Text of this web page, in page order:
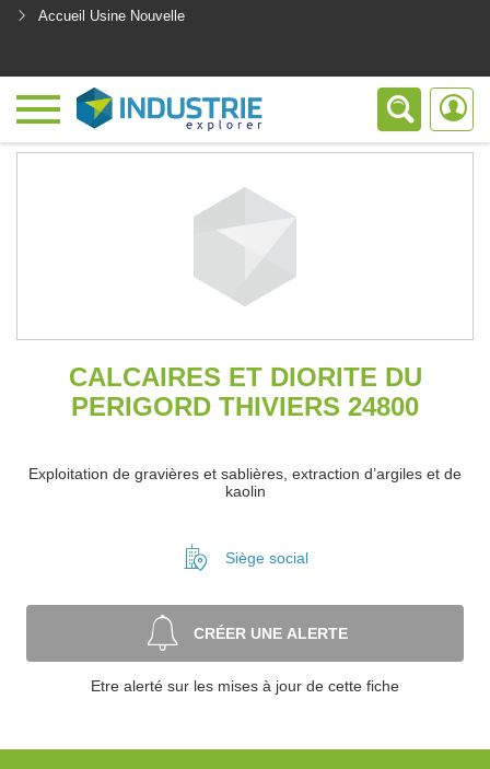
Accueil Usine Nouvelle
CALCAIRES ET DIORITE DU
PERIGORD THIVIERS 24800
Exploitation de gravières et sablières, extraction d’argiles et de
kaolin
Siège social
CRÉER UNE ALERTE
Etre alerté sur les mises à jour de cette fiche